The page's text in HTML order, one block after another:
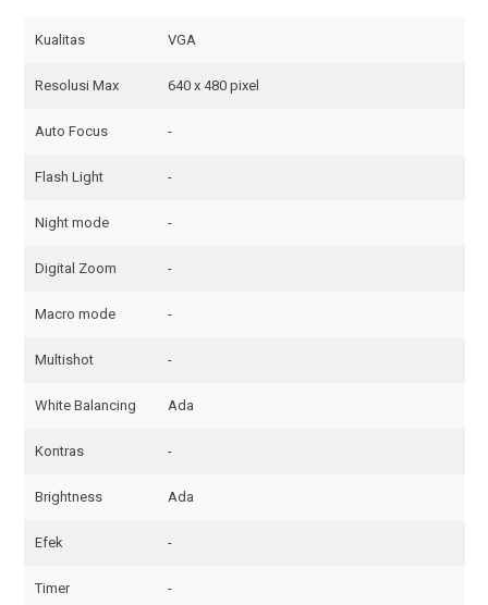
Kualitas VGA
Resolusi Max 640 x 480 pixel
Auto Focus -
Flash Light -
Night mode -
Digital Zoom -
Macro mode -
Multishot -
White Balancing Ada
Kontras -
Brightness Ada
Efek -
Timer -